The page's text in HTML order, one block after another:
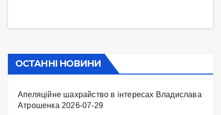
ОСТАННІ НОВИНИ
Апеляційне шахрайство в інтересах Владислава
Атрошенка 2026-07-29